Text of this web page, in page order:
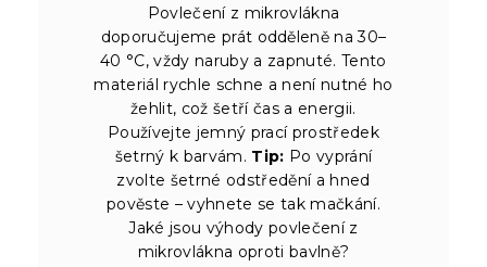
Povlečení z mikrovlákna
doporučujeme prát odděleně na 30–
40 °C, vždy naruby a zapnuté. Tento
materiál rychle schne a není nutné ho
žehlit, což šetří čas a energii.
Používejte jemný prací prostředek
šetrný k barvám. Tip: Po vyprání
zvolte šetrné odstředění a hned
pověste – vyhnete se tak mačkání.
Jaké jsou výhody povlečení z
mikrovlákna oproti bavlně?